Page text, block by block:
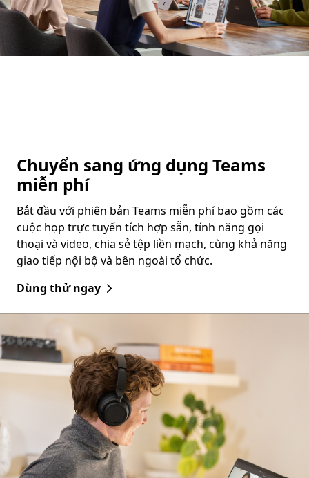
Chuyển sang ứng dụng Teams
miễn phí
Bắt đầu với phiên bản Teams miễn phí bao gồm các
cuộc họp trực tuyến tích hợp sẵn, tính năng gọi
thoại và video, chia sẻ tệp liền mạch, cùng khả năng
giao tiếp nội bộ và bên ngoài tổ chức.
Dùng thử ngay